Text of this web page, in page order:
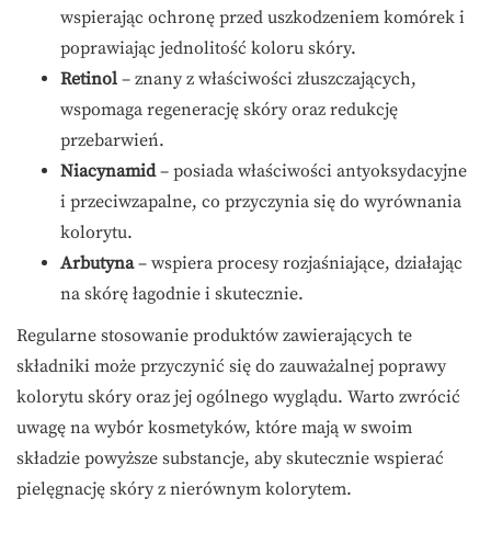
wspierając ochronę przed uszkodzeniem komórek i
poprawiając jednolitość koloru skóry.
Retinol – znany z właściwości złuszczających,
wspomaga regenerację skóry oraz redukcję
przebarwień.
Niacynamid– posiada właściwości antyoksydacyjne
i przeciwzapalne, co przyczynia się do wyrównania
kolorytu.
Arbutyna– wspiera procesy rozjaśniające, działając
na skórę łagodnie i skutecznie.
Regularne stosowanie produktów zawierających te
składniki może przyczynić się do zauważalnej poprawy
kolorytu skóry oraz jej ogólnego wyglądu. Warto zwrócić
uwagę na wybór kosmetyków, które mają w swoim
składzie powyższe substancje, aby skutecznie wspierać
pielęgnację skóry z nierównym kolorytem.